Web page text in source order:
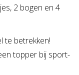
2 bogen en 4
te betrekken!
topper bij sport-